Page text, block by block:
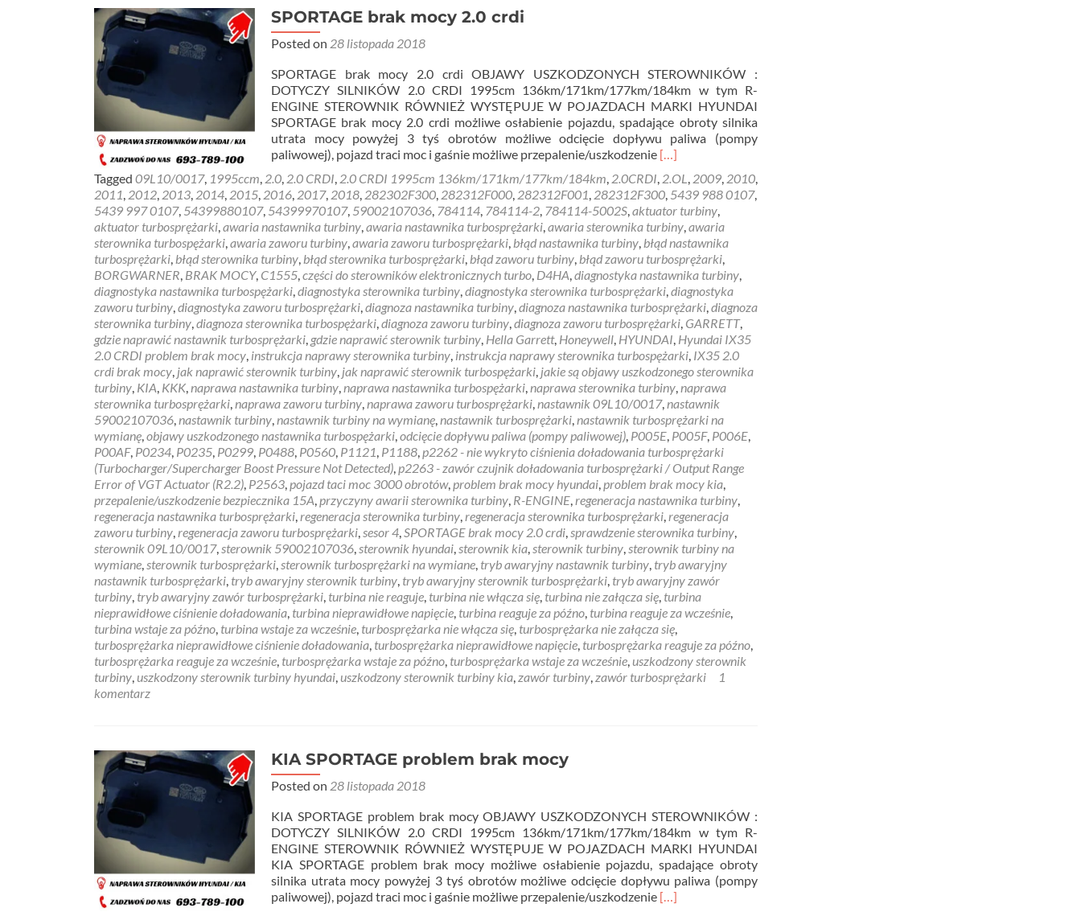
SPORTAGE brak mocy 2.0 crdi
Posted on 28 listopada 2018
SPORTAGE brak mocy 2.0 crdi OBJAWY USZKODZONYCH STEROWNIKÓW :
DOTYCZY SILNIKÓW 2.0 CRDI 1995cm 136km/171km/177km/184km w tym R-
ENGINE STEROWNIK RÓWNIEŻ WYSTĘPUJE W POJAZDACH MARKI HYUNDAI
SPORTAGE brak mocy 2.0 crdi możliwe osłabienie pojazdu, spadające obroty silnika
utrata mocy powyżej 3 tyś obrotów możliwe odcięcie dopływu paliwa (pompy
paliwowej), pojazd traci moc i gaśnie możliwe przepalenie/uszkodzenie Read
about
SPORTAGE
brak
mocy
2.0
crdi
[…]
Tagged 09L10/0017, 1995ccm, 2.0, 2.0 CRDI, 2.0 CRDI 1995cm 136km/171km/177km/184km, 2.0CRDI, 2.OL, 2009, 2010,
2011, 2012, 2013, 2014, 2015, 2016, 2017, 2018, 282302F300, 282312F000, 282312F001, 282312F300, 5439 988 0107,
5439 997 0107, 54399880107, 54399970107, 59002107036, 784114, 784114-2, 784114-5002S,aktuator turbiny,
aktuator turbosprężarki,awaria nastawnika turbiny,awaria nastawnika turbosprężarki,awaria sterownika turbiny,awaria
sterownika turbospężarki,awaria zaworu turbiny,awaria zaworu turbosprężarki, błąd nastawnika turbiny, błąd nastawnika
turbosprężarki, błąd sterownika turbiny, błąd sterownika turbosprężarki, błąd zaworu turbiny, błąd zaworu turbosprężarki,
BORGWARNER, BRAK MOCY, C1555,części do sterowników elektronicznych turbo, D4HA,diagnostyka nastawnika turbiny,
diagnostyka nastawnika turbospężarki,diagnostyka sterownika turbiny,diagnostyka sterownika turbosprężarki,diagnostyka
zaworu turbiny,diagnostyka zaworu turbosprężarki,diagnoza nastawnika turbiny,diagnoza nastawnika turbosprężarki,diagnoza
sterownika turbiny,diagnoza sterownika turbospężarki,diagnoza zaworu turbiny,diagnoza zaworu turbosprężarki, GARRETT,
gdzie naprawić nastawnik turbosprężarki, gdzie naprawić sterownik turbiny, Hella Garrett, Honeywell, HYUNDAI, Hyundai IX35
2.0 CRDI problem brak mocy, instrukcja naprawy sterownika turbiny, instrukcja naprawy sterownika turbospężarki, IX35 2.0
crdi brak mocy, jak naprawić sterownik turbiny, jak naprawić sterownik turbospężarki, jakie są objawy uszkodzonego sterownika
turbiny, KIA, KKK,naprawa nastawnika turbiny,naprawa nastawnika turbospężarki,naprawa sterownika turbiny,naprawa
sterownika turbosprężarki,naprawa zaworu turbiny,naprawa zaworu turbosprężarki,nastawnik 09L10/0017,nastawnik
59002107036,nastawnik turbiny,nastawnik turbiny na wymianę,nastawnik turbosprężarki,nastawnik turbosprężarki na
wymianę,objawy uszkodzonego nastawnika turbospężarki,odcięcie dopływu paliwa (pompy paliwowej), P005E, P005F, P006E,
P00AF, P0234, P0235, P0299, P0488, P0560, P1121, P1188,p2262 - nie wykryto ciśnienia doładowania turbosprężarki
(Turbocharger/Supercharger Boost Pressure Not Detected),p2263 - zawór czujnik doładowania turbosprężarki / Output Range
Error of VGT Actuator (R2.2), P2563,pojazd taci moc 3000 obrotów,problem brak mocy hyundai,problem brak mocy kia,
przepalenie/uszkodzenie bezpiecznika 15A,przyczyny awarii sterownika turbiny, R-ENGINE,regeneracja nastawnika turbiny,
regeneracja nastawnika turbosprężarki,regeneracja sterownika turbiny,regeneracja sterownika turbosprężarki,regeneracja
zaworu turbiny,regeneracja zaworu turbosprężarki,sesor 4,SPORTAGE brak mocy 2.0 crdi,sprawdzenie sterownika turbiny,
sterownik 09L10/0017,sterownik 59002107036,sterownik hyundai,sterownik kia,sterownik turbiny,sterownik turbiny na
wymiane,sterownik turbosprężarki,sterownik turbosprężarki na wymiane, tryb awaryjny nastawnik turbiny, tryb awaryjny
nastawnik turbosprężarki, tryb awaryjny sterownik turbiny, tryb awaryjny sterownik turbosprężarki, tryb awaryjny zawór
turbiny, tryb awaryjny zawór turbosprężarki, turbina nie reaguje, turbina nie włącza się, turbina nie załącza się, turbina
nieprawidłowe ciśnienie doładowania, turbina nieprawidłowe napięcie, turbina reaguje za późno, turbina reaguje za wcześnie,
turbina wstaje za późno, turbina wstaje za wcześnie, turbosprężarka nie włącza się, turbosprężarka nie załącza się,
turbosprężarka nieprawidłowe ciśnienie doładowania, turbosprężarka nieprawidłowe napięcie, turbosprężarka reaguje za późno,
turbosprężarka reaguje za wcześnie, turbosprężarka wstaje za późno, turbosprężarka wstaje za wcześnie,uszkodzony sterownik
turbiny,uszkodzony sterownik turbiny hyundai,uszkodzony sterownik turbiny kia,zawór turbiny,zawór turbosprężarki
1
komentarz
KIA SPORTAGE problem brak mocy
Posted on 28 listopada 2018
KIA SPORTAGE problem brak mocy OBJAWY USZKODZONYCH STEROWNIKÓW :
DOTYCZY SILNIKÓW 2.0 CRDI 1995cm 136km/171km/177km/184km w tym R-
ENGINE STEROWNIK RÓWNIEŻ WYSTĘPUJE W POJAZDACH MARKI HYUNDAI
KIA SPORTAGE problem brak mocy możliwe osłabienie pojazdu, spadające obroty
silnika utrata mocy powyżej 3 tyś obrotów możliwe odcięcie dopływu paliwa (pompy
paliwowej), pojazd traci moc i gaśnie możliwe przepalenie/uszkodzenie Read
[…]